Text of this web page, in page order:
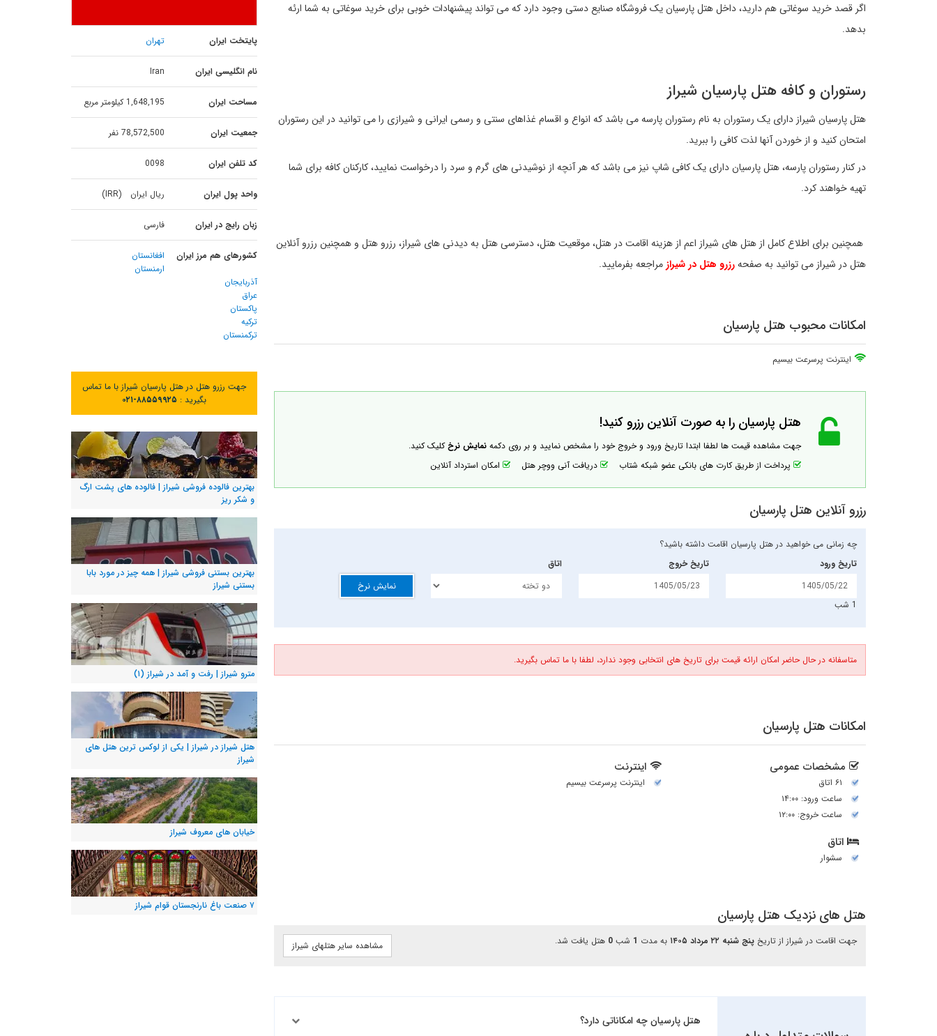
اگر قصد خرید سوغاتی هم دارید، داخل هتل پارسیان یک فروشگاه صنایع دستی وجود دارد که می تواند پیشنهادات خوبی برای خرید سوغاتی به شما ارئه
بدهد.
رستوران و کافه هتل پارسیان شیراز
هتل پارسیان شیراز دارای یک رستوران به نام رستوران پارسه می باشد که انواع و اقسام غذاهای سنتی و رسمی ایرانی و شیرازی را می توانید در این رستوران
امتحان کنید و از خوردن آنها لذت کافی را ببرید.
در کنار رستوران پارسه، هتل پارسیان دارای یک کافی شاپ نیز می باشد که هر آنچه از نوشیدنی های گرم و سرد را درخواست نمایید، کارکنان کافه برای شما
تهیه خواهند کرد.
همچنین برای اطلاع کامل از هتل های شیراز اعم از هزینه اقامت در هتل، موقعیت هتل، دسترسی هتل به دیدنی های شیراز، رزرو هتل و همچنین رزرو آنلاین
هتل در شیراز می توانید به صفحهرزرو هتل در شیراز مراجعه بفرمایید.
امکانات محبوب هتل پارسیان
اینترنت پرسرعت بیسیم
هتل پارسیان را به صورت آنلاین رزرو کنید!
جهت مشاهده قیمت ها لطفا ابتدا تاریخ ورود و خروج خود را مشخص نمایید و بر روی دکمه نمایش نرخکلیک کنید.
پرداخت از طریق کارت های بانکی عضو شبکه شتاب
دریافت آنی ووچر هتل امکان استرداد آنلاین
رزرو آنلاین هتل پارسیان
چه زمانی می خواهید در هتل پارسیان اقامت داشته باشید؟
تاریخ ورود
1 شب
تاریخ خروج
اتاق
نمایش نرخ
متاسفانه در حال حاضر امکان ارائه قیمت برای تاریخ های انتخابی وجود ندارد، لطفا با ما تماس بگیرید.
امکانات هتل پارسیان
مشخصات عمومی
۶۱ اتاق
ساعت ورود: ۱۴:۰۰
ساعت خروج: ۱۲:۰۰
اتاق
سشوار
اینترنت
اینترنت پرسرعت بیسیم
هتل های نزدیک هتل پارسیان
جهت اقامت در شیراز از تاریخ پنج شنبه ۲۲ مرداد ۱۴۰۵ به مدت 1 شب 0 هتل یافت شد. مشاهده سایر هتلهای شیراز
هتل پارسیان چه امکاناتی دارد؟
پایتخت ایران تهران
نام انگلیسی ایران Iran
مساحت ایران 1,648,195 کیلومتر مربع
جمعیت ایران 78,572,500 نفر
کد تلفن ایران 0098
واحد پول ایران ریال ایران (IRR)
زبان رایج در ایران فارسی
کشورهای هم مرز ایران
افغانستان
ارمنستان
آذربایجان
عراق
پاکستان
ترکیه
ترکمنستان
جهت رزرو هتل در هتل پارسیان شیراز با ما تماس
بگیرید : ۰۲۱-۸۸۵۵۹۹۲۵
بهترین فالوده فروشی شیراز | فالوده های پشت ارگ
و شکر ریز
بهترین بستنی فروشی شیراز | همه چیز در مورد بابا
بستنی شیراز
مترو شیراز | رفت و آمد در شیراز (۱)
هتل شیراز در شیراز | یکی از لوکس ترین هتل های
شیراز
خیابان های معروف شیراز
۷ صنعت باغ نارنجستان قوام شیراز